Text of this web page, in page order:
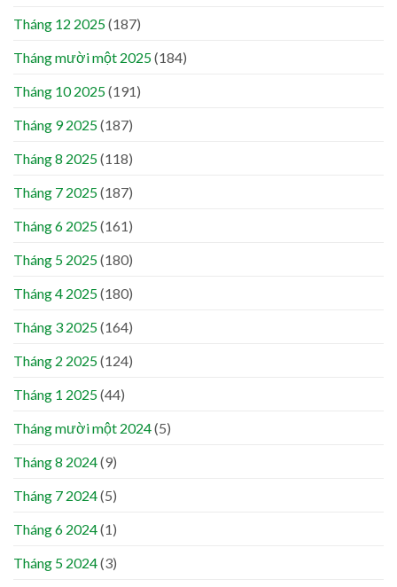
Tháng 12 2025(187)
Tháng mười một 2025(184)
Tháng 10 2025(191)
Tháng 9 2025(187)
Tháng 8 2025(118)
Tháng 7 2025(187)
Tháng 6 2025(161)
Tháng 5 2025(180)
Tháng 4 2025(180)
Tháng 3 2025(164)
Tháng 2 2025(124)
Tháng 1 2025(44)
Tháng mười một 2024(5)
Tháng 8 2024(9)
Tháng 7 2024(5)
Tháng 6 2024(1)
Tháng 5 2024(3)